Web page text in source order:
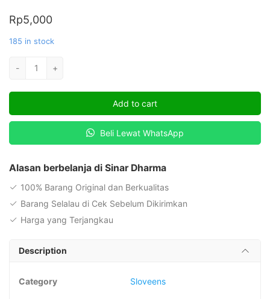
Rp5,000
185 in stock
-
quantity
+
Add to cart
Beli Lewat WhatsApp
Alasan berbelanja di Sinar Dharma
100% Barang Original dan Berkualitas
Barang Selalau di Cek Sebelum Dikirimkan
Harga yang Terjangkau
Description
Category Sloveens